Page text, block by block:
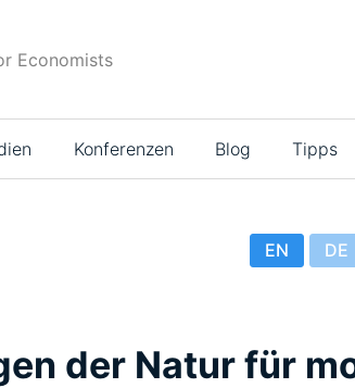
Economists
Konferenzen Blog Tipps
EN DE
der Natur für